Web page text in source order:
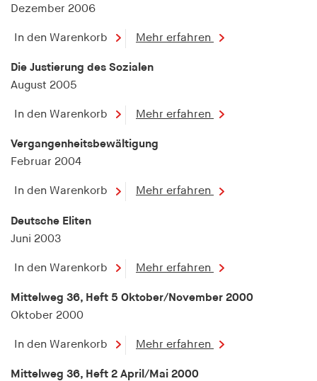
Dezember 2006
In den Warenkorb Mehr erfahren
Die Justierung des Sozialen
August 2005
In den Warenkorb Mehr erfahren
Vergangenheitsbewältigung
Februar 2004
In den Warenkorb Mehr erfahren
Deutsche Eliten
Juni 2003
In den Warenkorb Mehr erfahren
Mittelweg 36, Heft 5 Oktober/November 2000
Oktober 2000
In den Warenkorb Mehr erfahren
Mittelweg 36, Heft 2 April/Mai 2000